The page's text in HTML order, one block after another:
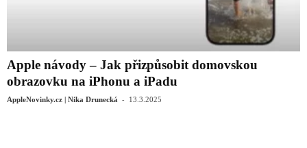
Apple návody – Jak přizpůsobit domovskou
obrazovku na iPhonu a iPadu
AppleNovinky.cz | Nika Drunecká - 13.3.2025